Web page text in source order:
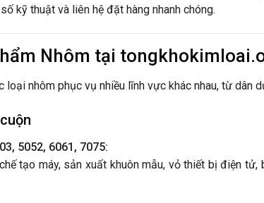
kỹ thuật và liên hệ đặt hàng nhanh chóng.
Nhôm tại
nhôm phục vụ nhiều lĩnh vực khác nhau, từ dân
5052, 6061, 7075:
tạo máy, sản xuất khuôn mẫu, vỏ thiết bị điện tử,